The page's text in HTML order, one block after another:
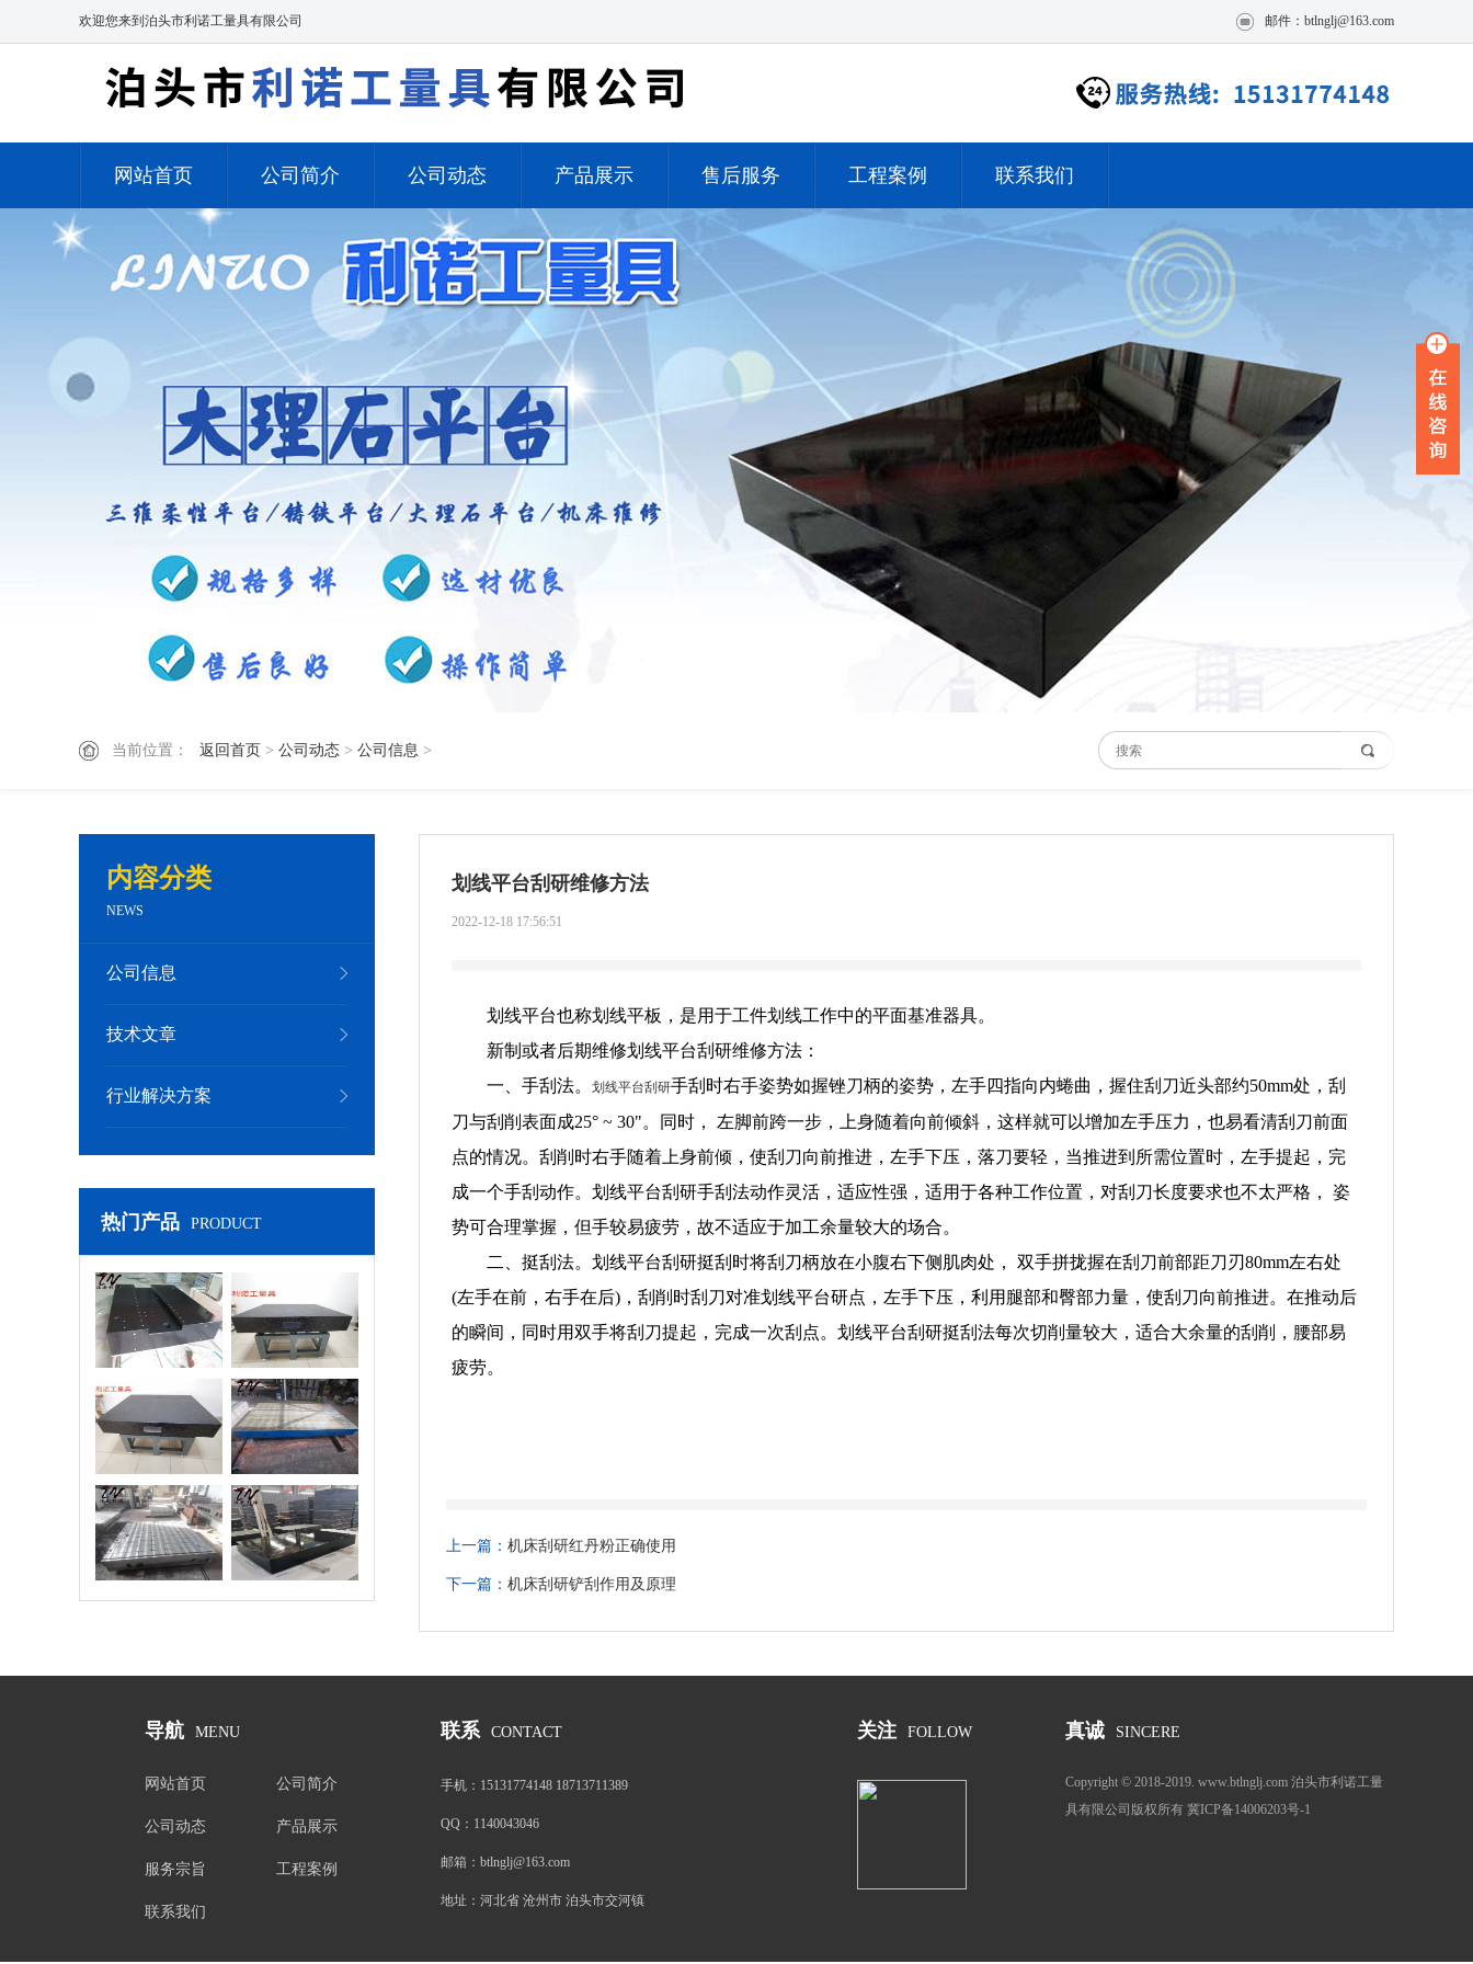
欢迎您来到泊头市利诺工量具有限公司 邮件：btlnglj@163.com
网站首页 公司简介 公司动态 产品展示 售后服务 工程案例 联系我们
当前位置： 返回首页 > 公司动态 > 公司信息 >
内容分类
NEWS
公司信息
技术文章
行业解决方案
热门产品 PRODUCT
大理石实验平台
花岗石平台
划线平台刮研维修方法
2022-12-18 17:56:51
划线平台也称划线平板，是用于工件划线工作中的平面基准器具。
新制或者后期维修划线平台刮研维修方法：
一、手刮法。
划线平台刮研手刮时右手姿势如握锉刀柄的姿势，左手四指向内蜷曲，握住刮刀近头部约50mm处，刮
刀与刮削表面成25° ~ 30"。同时， 左脚前跨一步，上身随着向前倾斜，这样就可以增加左手压力，也易看清刮刀前面
点的情况。刮削时右手随着上身前倾，使刮刀向前推进，左手下压，落刀要轻，当推进到所需位置时，左手提起，完
成一个手刮动作。划线平台刮研手刮法动作灵活，适应性强，适用于各种工作位置，对刮刀长度要求也不太严格， 姿
势可合理掌握，但手较易疲劳，故不适应于加工余量较大的场合。
二、挺刮法。划线平台刮研挺刮时将刮刀柄放在小腹右下侧肌肉处， 双手拼拢握在刮刀前部距刀刃80mm左右处
(左手在前，右手在后)，刮削时刮刀对准划线平台研点，左手下压，利用腿部和臀部力量，使刮刀向前推进。在推动后
的瞬间，同时用双手将刮刀提起，完成一次刮点。划线平台刮研挺刮法每次切削量较大，适合大余量的刮削，腰部易
疲劳。
上一篇： 机床刮研红丹粉正确使用
下一篇： 机床刮研铲刮作用及原理
导航 MENU
网站首页 公司简介
公司动态 产品展示
服务宗旨 工程案例
联系我们
联系 CONTACT
手机： 15131774148 18713711389
QQ： 1140043046
邮箱： btlnglj@163.com
地址： 河北省 沧州市 泊头市交河镇
关注 FOLLOW 真诚 SINCERE
Copyright © 2018-2019. www.btlnglj.com 泊头市利诺工量
具有限公司版权所有 冀ICP备14006203号-1